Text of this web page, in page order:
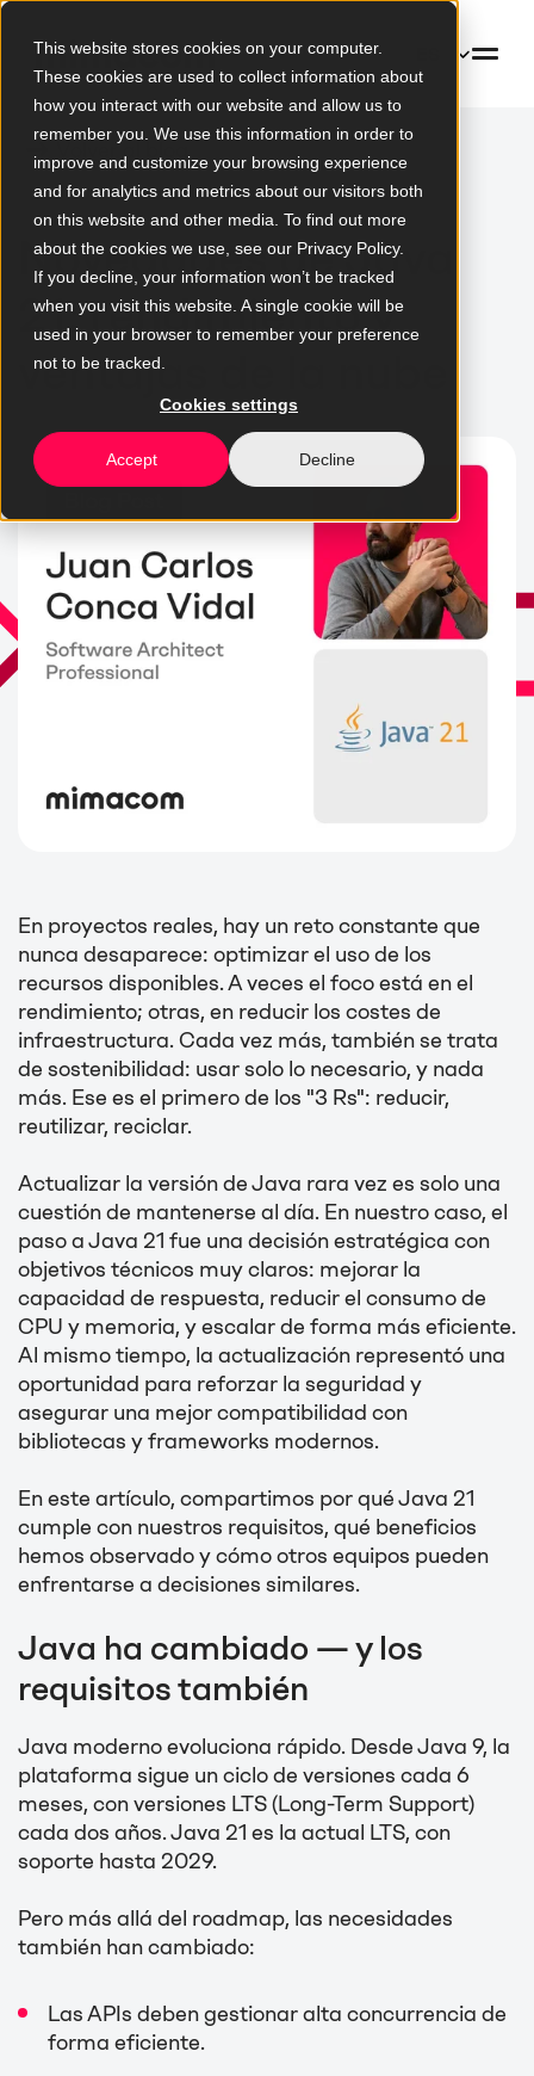
This website stores cookies on your computer.
These cookies are used to collect information about
how you interact with our website and allow us to
remember you. We use this information in order to
improve and customize your browsing experience
and for analytics and metrics about our visitors both
on this website and other media. To find out more
about the cookies we use, see our Privacy Policy.
If you decline, your information won’t be tracked
when you visit this website. A single cookie will be
used in your browser to remember your preference
not to be tracked.
Cookies settings
Accept Decline
Volver al blog
Novedades de Java
21: rendimiento y
ventajas de la nube
En proyectos reales, hay un reto constante que
nunca desaparece: optimizar el uso de los
recursos disponibles. A veces el foco está en el
rendimiento; otras, en reducir los costes de
infraestructura. Cada vez más, también se trata
de sostenibilidad: usar solo lo necesario, y nada
más. Ese es el primero de los "3 Rs": reducir,
reutilizar, reciclar.
Actualizar la versión de Java rara vez es solo una
cuestión de mantenerse al día. En nuestro caso, el
paso a Java 21 fue una decisión estratégica con
objetivos técnicos muy claros: mejorar la
capacidad de respuesta, reducir el consumo de
CPU y memoria, y escalar de forma más eficiente.
Al mismo tiempo, la actualización representó una
oportunidad para reforzar la seguridad y
asegurar una mejor compatibilidad con
bibliotecas y frameworks modernos.
En este artículo, compartimos por qué Java 21
cumple con nuestros requisitos, qué beneficios
hemos observado y cómo otros equipos pueden
enfrentarse a decisiones similares.
Java ha cambiado — y los
requisitos también
Java moderno evoluciona rápido. Desde Java 9, la
plataforma sigue un ciclo de versiones cada 6
meses, con versiones LTS (Long-Term Support)
cada dos años. Java 21 es la actual LTS, con
soporte hasta 2029.
Pero más allá del roadmap, las necesidades
también han cambiado:
Las APIs deben gestionar alta concurrencia de
forma eficiente.